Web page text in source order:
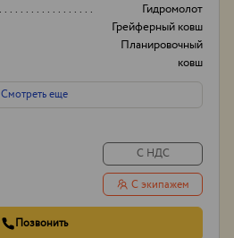
Гидромолот
Грейферный ковш
Планировочный
ковш
И другое...
И другое...
20лет
нал/без нал с ндс и
без
Смотреть еще
С НДС
С экипажем
Позвонить